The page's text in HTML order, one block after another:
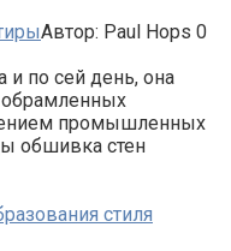
Автор: Paul Hops 0
и по сей день, она
обрамленных
промышленных
обшивка стен
стиля